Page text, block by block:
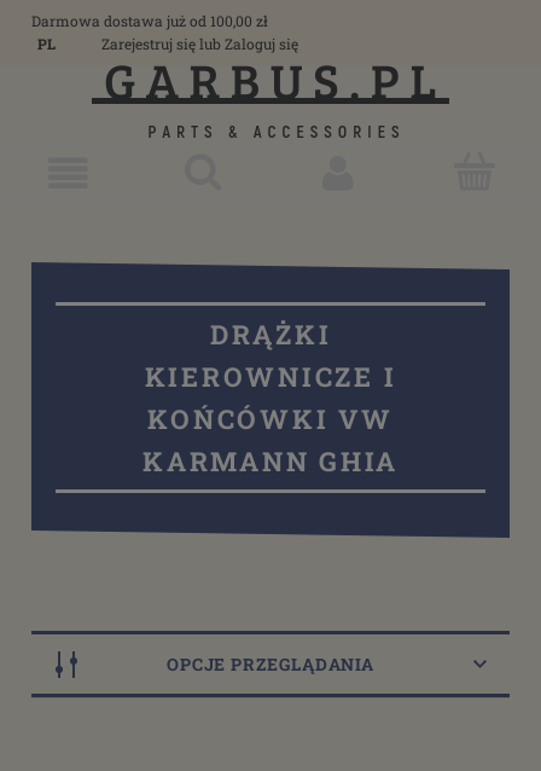
Darmowa dostawa już od 100,00 zł
PL
Zarejestruj sięlub Zaloguj się
DRĄŻKI
KIEROWNICZE I
KOŃCÓWKI VW
KARMANN GHIA
OPCJE PRZEGLĄDANIA